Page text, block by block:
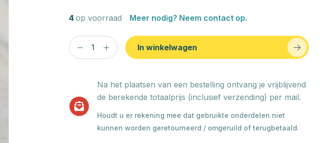
4 op voorraad Meer nodig? Neem contact op.
In winkelwagen
Na het plaatsen van een bestelling ontvang je vrijblijvend
de berekende totaalprijs (inclusief verzending) per mail.
Houdt u er rekening mee dat gebruikte onderdelen niet
kunnen worden geretourneerd / omgeruild of terugbetaald.